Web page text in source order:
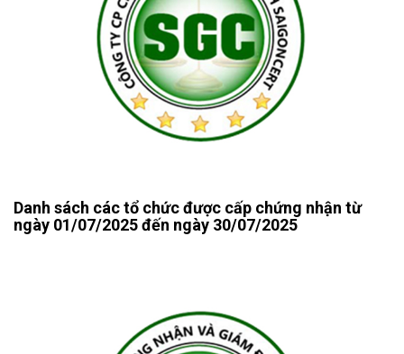
Danh sách các tổ chức được cấp chứng nhận từ
ngày 01/07/2025 đến ngày 30/07/2025